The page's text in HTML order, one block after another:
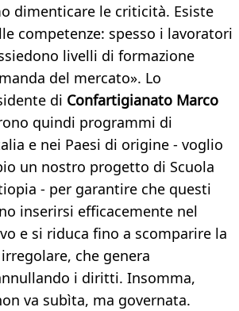
dimenticare le criticità. Esiste
competenze: spesso i lavoratori
livelli di formazione
del mercato». Lo
di Confartigianato Marco
quindi programmi di
e nei Paesi di origine - voglio
un nostro progetto di Scuola
- per garantire che questi
inserirsi efficacemente nel
e si riduca fino a scomparire la
che genera
i diritti. Insomma,
va subìta, ma governata.